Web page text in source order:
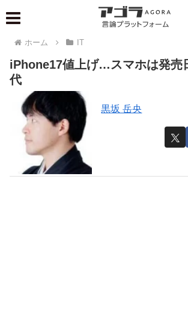
ホーム IT
iPhone17値上げ…スマホは発売
代
黒坂 岳央